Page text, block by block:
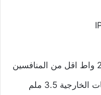
3.5 ملم